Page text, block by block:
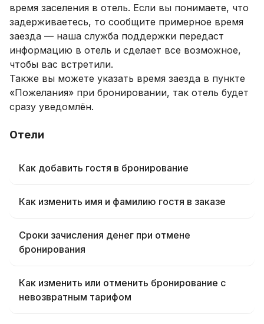
время заселения в отель. Если вы понимаете, что
задерживаетесь, то сообщите примерное время
заезда — наша служба поддержки передаст
информацию в отель и сделает все возможное,
чтобы вас встретили.
Также вы можете указать время заезда в пункте
«Пожелания» при бронировании, так отель будет
сразу уведомлён.
Отели
Как добавить гостя в бронирование
Как изменить имя и фамилию гостя в заказе
Сроки зачисления денег при отмене
бронирования
Как изменить или отменить бронирование с
невозвратным тарифом